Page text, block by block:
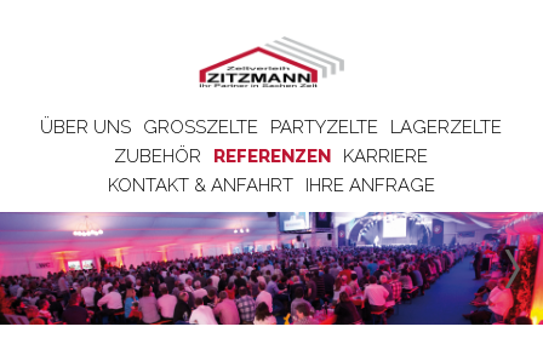
ÜBER UNS GROSSZELTE PARTYZELTE
LAGERZELTE
ZUBEHÖR
REFERENZEN
KARRIERE
KONTAKT & ANFAHRT
IHRE ANFRAGE